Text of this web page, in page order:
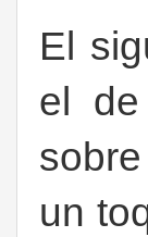
El
el de
un